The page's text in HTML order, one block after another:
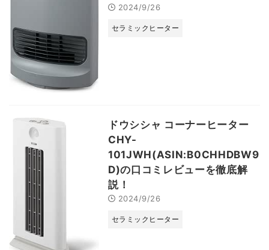
2024/9/26
セラミックヒーター
ドウシシャ コーナーヒーター
CHY-
101JWH(ASIN:B0CHHDBW9
D)の口コミレビューを徹底解
説！
2024/9/26
セラミックヒーター